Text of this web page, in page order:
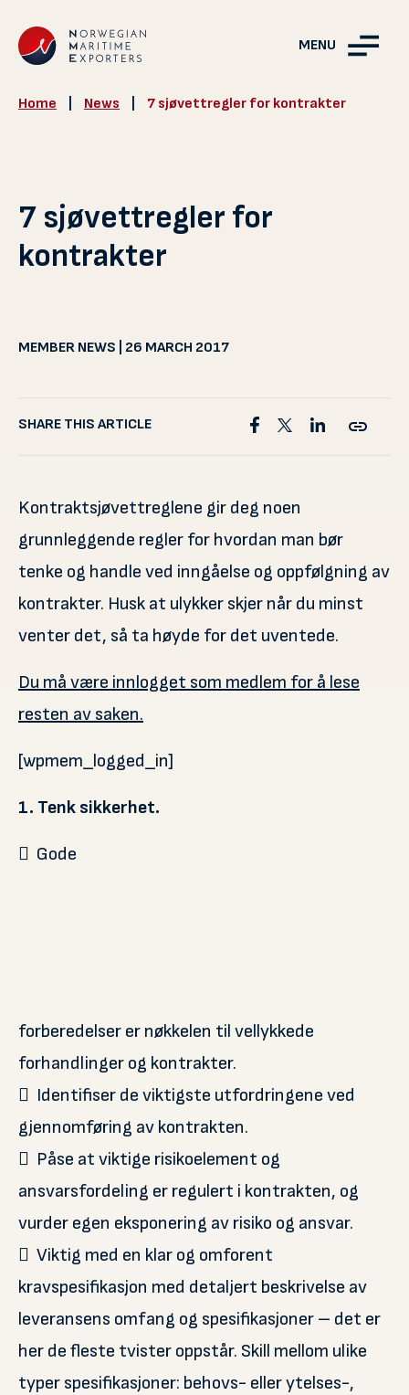
MENU
Home News 7 sjøvettregler for kontrakter
7 sjøvettregler for
kontrakter
MEMBER NEWS | 26 MARCH 2017
SHARE THIS ARTICLE
Kontraktsjøvettreglene gir deg noen
grunnleggende regler for hvordan man bør
tenke og handle ved inngåelse og oppfølgning av
kontrakter. Husk at ulykker skjer når du minst
venter det, så ta høyde for det uventede.
Du må være innlogget som medlem for å lese
resten av saken.
[wpmem_logged_in]
1. Tenk sikkerhet.
 Gode
forberedelser er nøkkelen til vellykkede
forhandlinger og kontrakter.
 Identifiser de viktigste utfordringene ved
gjennomføring av kontrakten.
 Påse at viktige risikoelement og
ansvarsfordeling er regulert i kontrakten, og
vurder egen eksponering av risiko og ansvar.
 Viktig med en klar og omforent
kravspesifikasjon med detaljert beskrivelse av
leveransens omfang og spesifikasjoner – det er
her de fleste tvister oppstår. Skill mellom ulike
typer spesifikasjoner: behovs- eller ytelses-,